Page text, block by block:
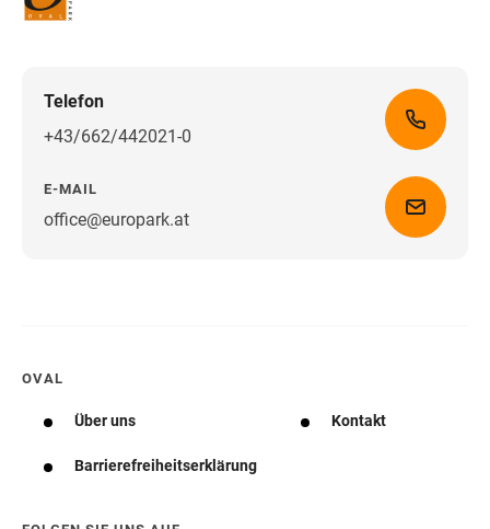
Telefon
+43/662/442021-0
E-MAIL
office@europark.atWegbeschreibung erhalten
OVAL
Über uns Kontakt
Barrierefreiheitserklärung